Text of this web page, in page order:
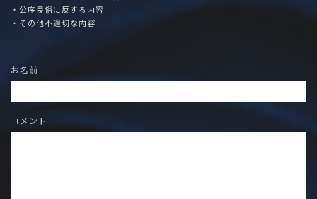
・公序良俗に反する内容
・その他不適切な内容
お名前
コメント